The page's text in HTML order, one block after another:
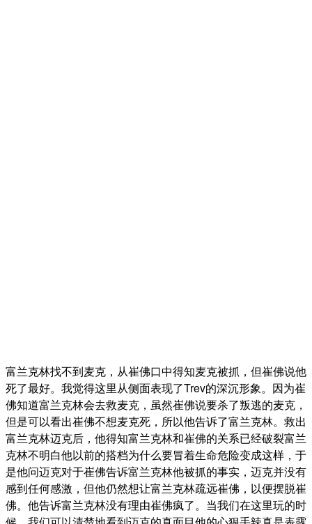
富兰克林找不到麦克，从崔佛口中得知麦克被抓，但崔佛说他
死了最好。我觉得这里从侧面表现了Trev的深沉形象。因为崔
佛知道富兰克林会去救麦克，虽然崔佛说要杀了叛逃的麦克，
但是可以看出崔佛不想麦克死，所以他告诉了富兰克林。救出
富兰克林迈克后，他得知富兰克林和崔佛的关系已经破裂富兰
克林不明白他以前的搭档为什么要冒着生命危险变成这样，于
是他问迈克对于崔佛告诉富兰克林他被抓的事实，迈克并没有
感到任何感激，但他仍然想让富兰克林疏远崔佛，以便摆脱崔
佛。他告诉富兰克林没有理由崔佛疯了。当我们在这里玩的时